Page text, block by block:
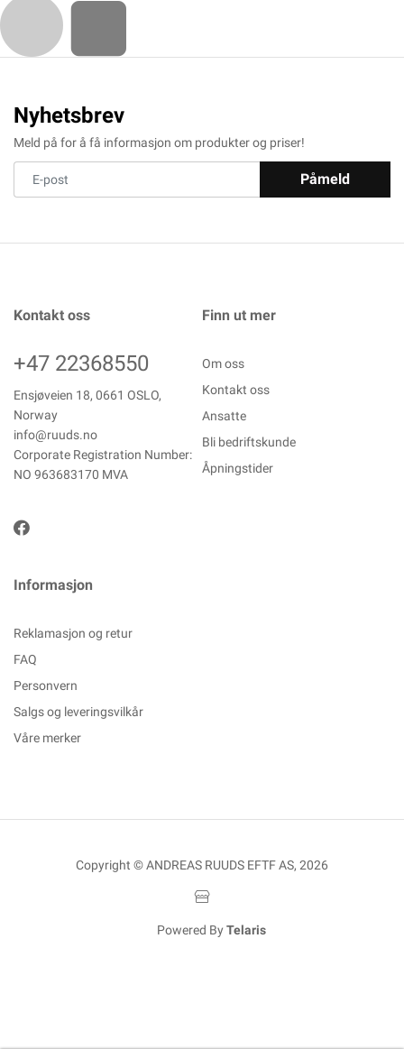
Nyhetsbrev
Meld på for å få informasjon om produkter og priser!
Påmeld
Kontakt oss
+47 22368550
Ensjøveien 18, 0661 OSLO,
Norway
info@ruuds.no
Corporate Registration Number:
NO 963683170 MVA
Finn ut mer
Om oss
Kontakt oss
Ansatte
Bli bedriftskunde
Åpningstider
Informasjon
Reklamasjon og retur
FAQ
Personvern
Salgs og leveringsvilkår
Våre merker
Copyright © ANDREAS RUUDS EFTF AS, 2026
Powered By Telaris